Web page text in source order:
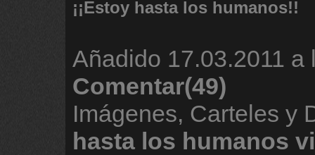
¡¡Estoy hasta los humanos!!
Añadido 17.03.2011 a
Comentar(49)
Imágenes, Carteles y
hasta los humanos